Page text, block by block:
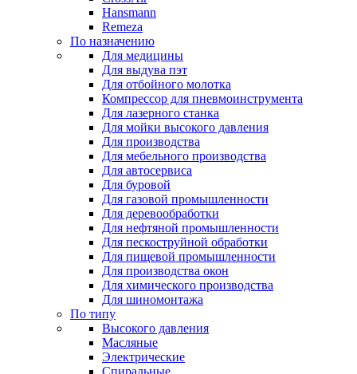
Hansmann
Remeza
По назначению
Для медицины
Для выдува пэт
Для отбойного молотка
Компрессор для пневмоинструмента
Для лазерного станка
Для мойки высокого давления
Для производства
Для мебельного производства
Для автосервиса
Для буровой
Для газовой промышленности
Для деревообработки
Для нефтяной промышленности
Для пескоструйной обработки
Для пищевой промышленности
Для производства окон
Для химического производства
Для шиномонтажа
По типу
Высокого давления
Масляные
Электрические
Спиральные